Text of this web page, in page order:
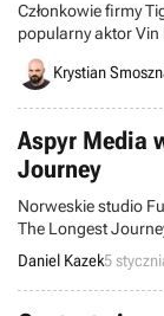
Członkowie firmy
popularny aktor Vin
Davida
internetową,
Krystian
Aspyr Media
Journey
Norweskie studio
The Longest
swojego produktu.
Najdłuższej
pod skrzydła
Daniel Kazek5